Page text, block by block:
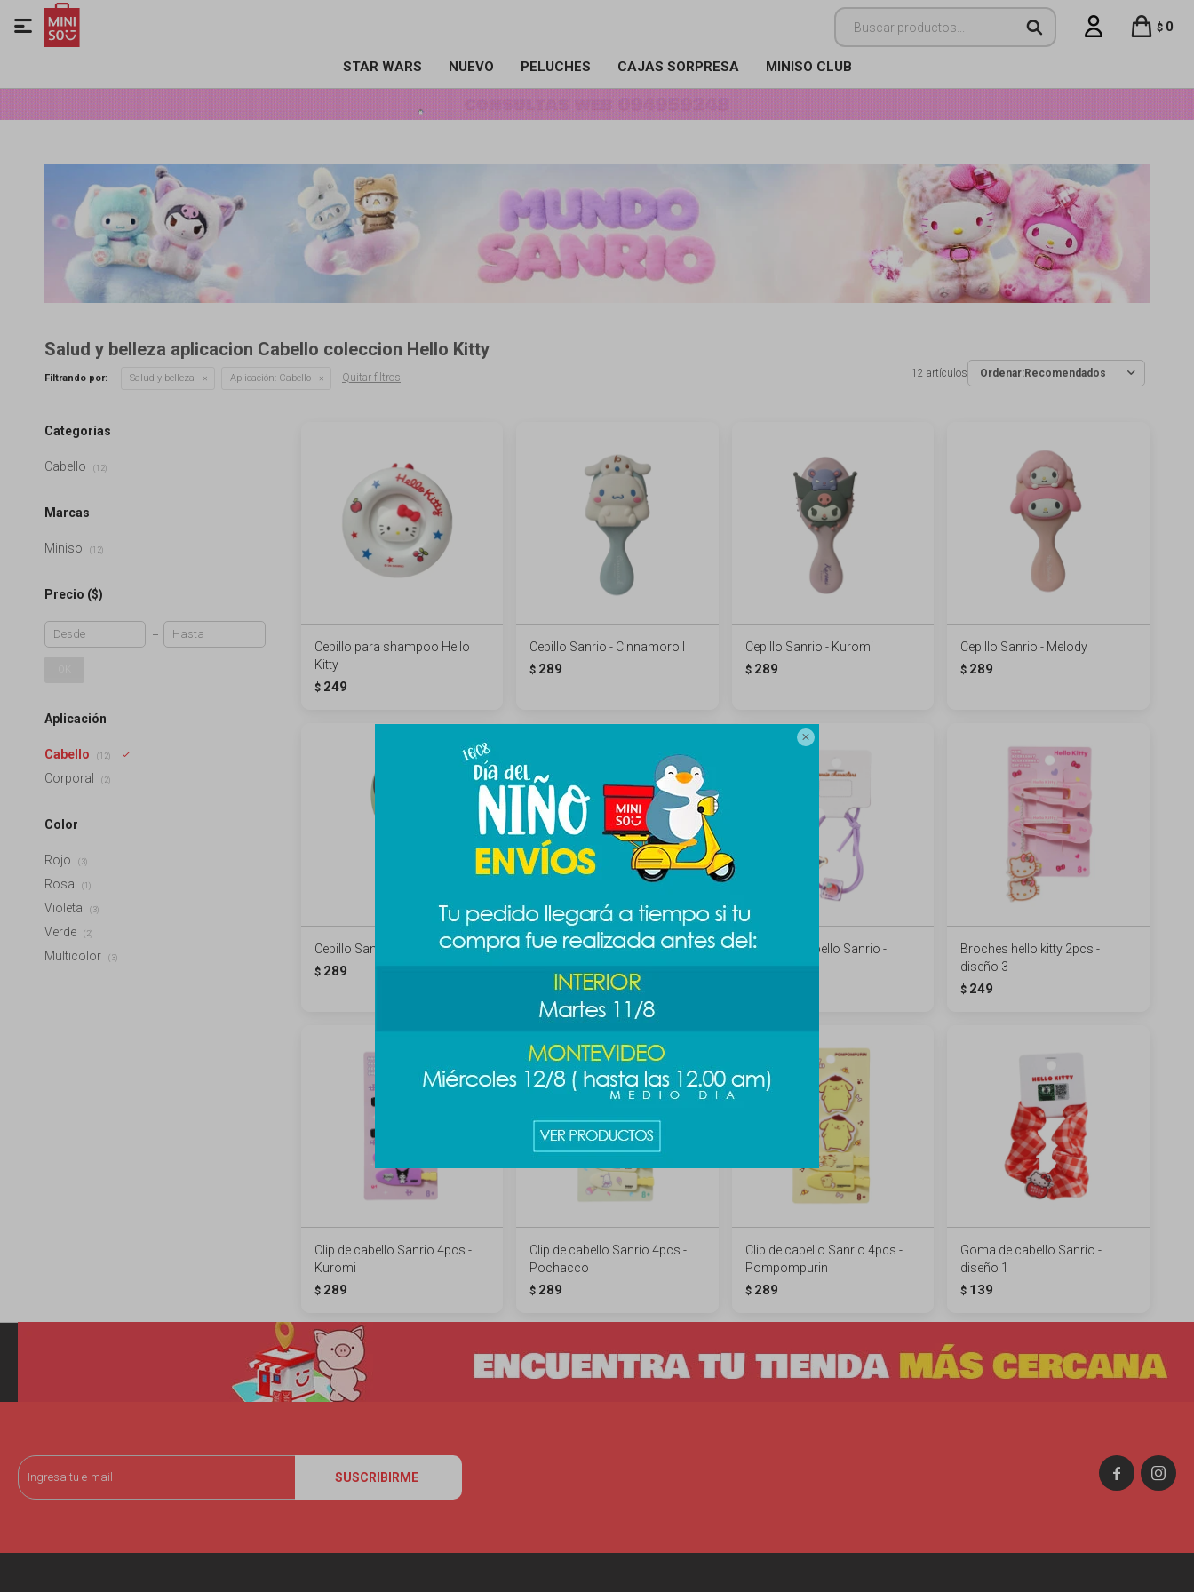

STAR WARS NUEVO PELUCHES CAJAS SORPRESA MINISO CLUB
$ 0

Salud y belleza aplicacion Cabello coleccion Hello Kitty
12 artículos Recomendados
Filtrando por: Salud y belleza Aplicación: Cabello Quitar filtros
Cepillo para shampoo Hello
Kitty
$ 249
Cepillo Sanrio - Cinnamoroll
$ 289
Cepillo Sanrio - Kuromi
$ 289
Cepillo Sanrio - Melody
$ 289
Cepillo Sanrio - Pochaco
$ 289
Goma de cabello Sanrio - Kitty
219
Goma de cabello Sanrio -
Broches hello kitty 2pcs -
diseño 3
$ 249
Clip de cabello Sanrio 4pcs -
Kuromi
$ 289
Clip de cabello Sanrio 4pcs -
Pochacco
$ 289
Clip de cabello Sanrio 4pcs -
Pompompurin
$ 289
Goma de cabello Sanrio -
diseño 1
$ 139
Categorías
Cabello (12)
Marcas
Miniso (12)
Precio ($)
Aplicación
Cabello (12)
Corporal (2)
Color
Rojo (3)
Rosa (1)
Violeta (3)
Verde (2)
Multicolor (3)
SUSCRIBIRME  